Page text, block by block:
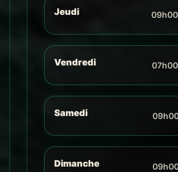
Jeudi
Vendredi
Samedi
Dimanche